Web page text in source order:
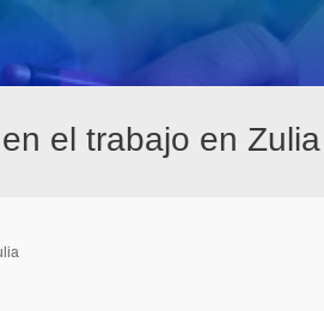
el trabajo en Zulia